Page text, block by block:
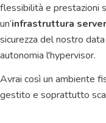
flessibilità e prestazioni
un’infrastruttura server
sicurezza del nostro
autonomia l'hypervisor.
Avrai così un ambiente
gestito e soprattutto